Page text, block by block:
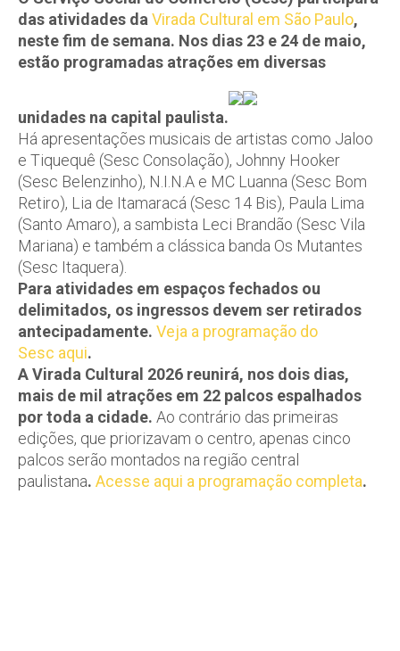
das atividades da Virada Cultural em São Paulo,
neste fim de semana. Nos dias 23 e 24 de maio,
estão programadas atrações em diversas
unidades na capital paulista.
Há apresentações musicais de artistas como Jaloo
e Tiquequê (Sesc Consolação), Johnny Hooker
(Sesc Belenzinho), N.I.N.A e MC Luanna (Sesc Bom
Retiro), Lia de Itamaracá (Sesc 14 Bis), Paula Lima
(Santo Amaro), a sambista Leci Brandão (Sesc Vila
Mariana) e também a clássica banda Os Mutantes
(Sesc Itaquera).
Para atividades em espaços fechados ou
delimitados, os ingressos devem ser retirados
antecipadamente. Veja a programação do
Sesc aqui.
A Virada Cultural 2026 reunirá, nos dois dias,
mais de mil atrações em 22 palcos espalhados
por toda a cidade. Ao contrário das primeiras
edições, que priorizavam o centro, apenas cinco
palcos serão montados na região central
paulistana. Acesse aqui a programação completa.